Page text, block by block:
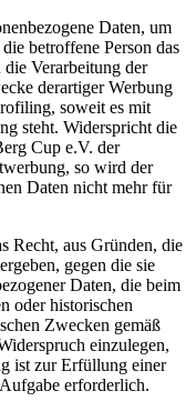
Daten, um
betroffene Person das
Verarbeitung der
derartiger Werbung
soweit es mit
steht. Widerspricht die
Cup e.V. der
so wird der
Daten nicht mehr für
Recht, aus Gründen, die
gegen die sie
Daten, die beim
oder historischen
Zwecken gemäß
einzulegen,
ist zur Erfüllung einer
erforderlich.